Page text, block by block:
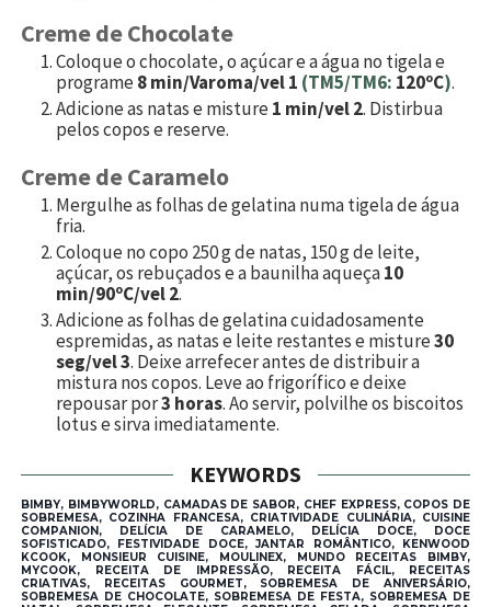
Creme de Chocolate
Coloque o chocolate, o açúcar e a água no tigela e
programe8 min/Varoma/vel 1 (TM5/TM6: 120ºC).
Adicione as natas e misture1 min/vel 2. Distirbua
pelos copos e reserve.
Creme de Caramelo
Mergulhe as folhas de gelatina numa tigela de água
fria.
Coloque no copo 250g de natas, 150g de leite,
açúcar, os rebuçados e a baunilha aqueça10
min/90ºC/vel 2.
Adicione as folhas de gelatina cuidadosamente
espremidas, as natas e leite restantes e misture30
seg/vel 3. Deixe arrefecer antes de distribuir a
mistura nos copos. Leve ao frigorífico e deixe
repousar por3 horas. Ao servir, polvilhe os biscoitos
lotus e sirva imediatamente.
KEYWORDS
BIMBY, BIMBYWORLD, CAMADAS DE SABOR, CHEF EXPRESS, COPOS DE
SOBREMESA, COZINHA FRANCESA, CRIATIVIDADE CULINÁRIA, CUISINE
COMPANION, DELÍCIA DE CARAMELO, DELÍCIA DOCE, DOCE
SOFISTICADO, FESTIVIDADE DOCE, JANTAR ROMÂNTICO, KENWOOD
KCOOK, MONSIEUR CUISINE, MOULINEX, MUNDO RECEITAS BIMBY,
MYCOOK, RECEITA DE IMPRESSÃO, RECEITA FÁCIL, RECEITAS
CRIATIVAS, RECEITAS GOURMET, SOBREMESA DE ANIVERSÁRIO,
SOBREMESA DE CHOCOLATE, SOBREMESA DE FESTA, SOBREMESA DE